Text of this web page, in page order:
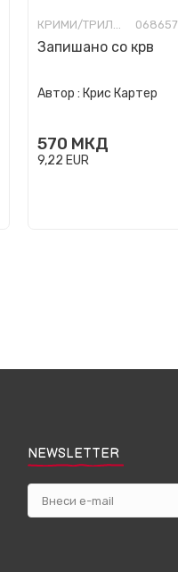
КРИМИ/ТРИЛЕР 068657
Запишано со крв
Автор : Крис Картер
570 МКД
9,22 EUR
NEWSLETTER